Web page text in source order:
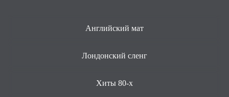
Английский мат
Лондонский сленг
Хиты 80-х